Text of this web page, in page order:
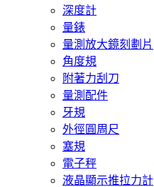
深度計
量錶
量測放大鏡刻劃片
角度規
附著力刮刀
量測配件
牙規
外徑圓周尺
塞規
電子秤
液晶顯示推拉力計